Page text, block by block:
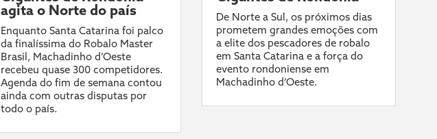
agita o Norte do país
Enquanto Santa Catarina foi palco
da finalíssima do Robalo Master
Brasil, Machadinho d’Oeste
recebeu quase 300 competidores.
Agenda do fim de semana contou
ainda com outras disputas por
todo o país.
De Norte a Sul, os próximos dias
prometem grandes emoções com
a elite dos pescadores de robalo
em Santa Catarina e a força do
evento rondoniense em
Machadinho d’Oeste.